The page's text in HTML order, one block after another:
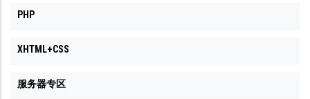
PHP
XHTML+CSS
服务器专区